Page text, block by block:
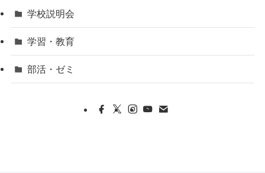
学校説明会
学習・教育
部活・ゼミ